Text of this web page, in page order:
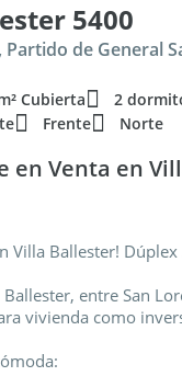
5400
Partido de General
Cubierta 2
Frente Norte
en Venta en
Villa Ballester!
entre San
vivienda como